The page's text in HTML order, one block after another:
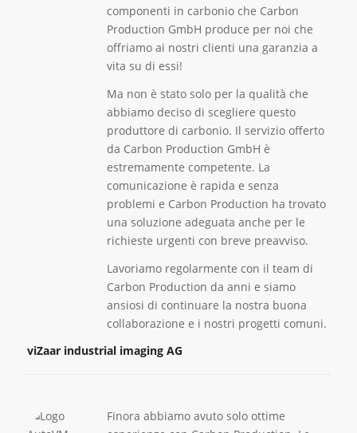
componenti in carbonio che Carbon
Production GmbH produce per noi che
offriamo ai nostri clienti una garanzia a
vita su di essi!
Ma non è stato solo per la qualità che
abbiamo deciso di scegliere questo
produttore di carbonio. Il servizio offerto
da Carbon Production GmbH è
estremamente competente. La
comunicazione è rapida e senza
problemi e Carbon Production ha trovato
una soluzione adeguata anche per le
richieste urgenti con breve preavviso.
Lavoriamo regolarmente con il team di
Carbon Production da anni e siamo
ansiosi di continuare la nostra buona
collaborazione e i nostri progetti comuni.
viZaar industrial imaging AG
Finora abbiamo avuto solo ottime